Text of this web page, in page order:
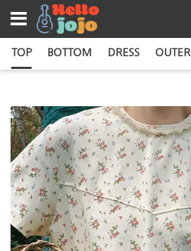
TOP BOTTOM DRESS OUTER